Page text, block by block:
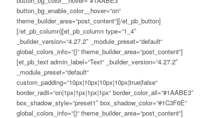
button_bg_enable_color__hover=“on“
theme_builder_area=“post_content“][/et_pb_button]
[/et_pb_column][et_pb_column type=“1_4″
_builder_version=“4.27.2″ _module_preset=“default“
global_colors_info=“{}“ theme_builder_area=“post_content“]
[et_pb_text admin_label=“Text“ _builder_version=“4.27.2″
_module_preset=“default“
custom_padding=“10px|10px|10px|10px|true|false“
border_radii=“on|1px|1px|1px|1px“ border_color_all=“#1AABE3″
box_shadow_style=“preset1″ box_shadow_color=“#1C3F6E“
global_colors_info=“{}“ theme_builder_area=“post_content“]